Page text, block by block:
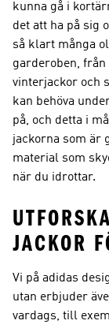
kunna gå i
det att ha på sig
så klart många
garderoben,
vinterjackor och
kan behöva
på, och detta i
jackorna som är
material som
när du idrottar.
JACKOR
Vi på adidas
utan erbjuder
vardags, till